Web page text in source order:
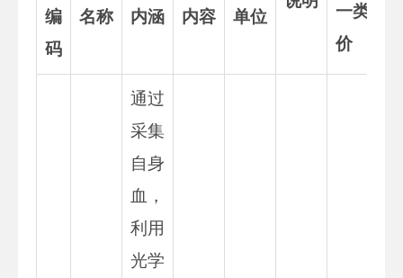
编
码
名称
内涵
内容
单位
一类
价
通过
采集
自身
血，
利用
光学